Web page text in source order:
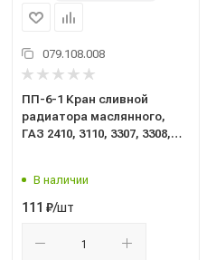
079.108.008
ПП-6-1 Кран сливной
радиатора маслянного,
ГАЗ 2410, 3110, 3307, 3308,
В наличии
111 ₽/шт